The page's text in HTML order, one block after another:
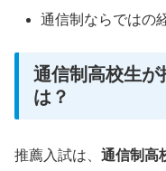
通信制ならではの
通信制高校生が
は？
推薦入試は、 通信制高